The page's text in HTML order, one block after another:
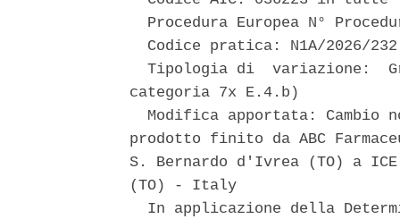
Procedura Europea N°
Codice pratica: N1A/2026/
Tipologia di  variazione:
categoria 7x E.4.b)
Modifica apportata: Cambio
prodotto finito da ABC
S. Bernardo d'Ivrea (TO) a
(TO) - Italy
In applicazione della